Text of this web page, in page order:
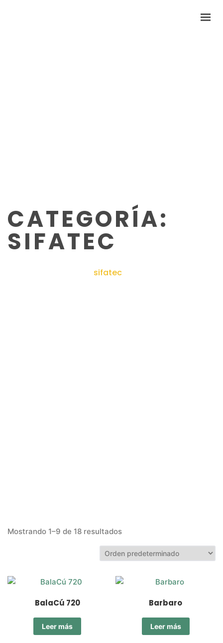
CATEGORÍA:
SIFATEC
sifatec
Mostrando 1–9 de 18 resultados
BalaCú 720
Leer más
Barbaro
Leer más